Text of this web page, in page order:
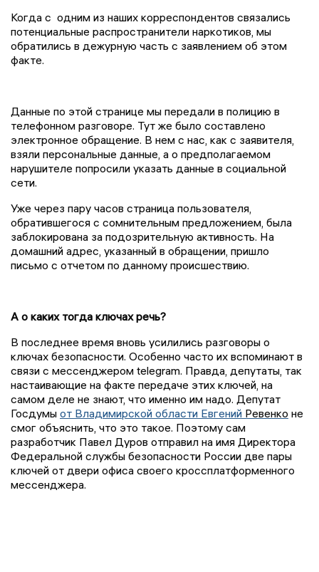
Когда с одним из наших корреспондентов связались
потенциальные распространители наркотиков, мы
обратились в дежурную часть с заявлением об этом
факте.
Данные по этой странице мы передали в полицию в
телефонном разговоре. Тут же было составлено
электронное обращение. В нем с нас, как с заявителя,
взяли персональные данные, а о предполагаемом
нарушителе попросили указать данные в социальной
сети.
Уже через пару часов страница пользователя,
обратившегося с сомнительным предложением, была
заблокирована за подозрительную активность. На
домашний адрес, указанный в обращении, пришло
письмо с отчетом по данному происшествию.
А о каких тогда ключах речь?
В последнее время вновь усилились разговоры о
ключах безопасности. Особенно часто их вспоминают в
связи с мессенджером telegram. Правда, депутаты, так
настаивающие на факте передаче этих ключей, на
самом деле не знают, что именно им надо. Депутат
Госдумы от Владимирской области Евгений Ревенко не
смог объяснить, что это такое. Поэтому сам
разработчик Павел Дуров отправил на имя Директора
Федеральной службы безопасности России две пары
ключей от двери офиса своего кроссплатформенного
мессенджера.